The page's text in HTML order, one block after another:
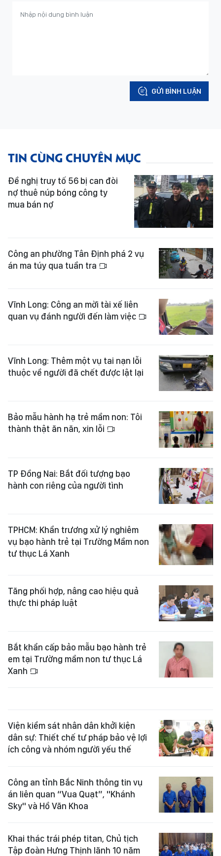
GỬI BÌNH LUẬN
TIN CÙNG CHUYÊN MỤC
Đề nghị truy tố 56 bị can đòi
nợ thuê núp bóng công ty
mua bán nợ
Công an phường Tân Định phá 2 vụ
án ma túy qua tuần tra
Vĩnh Long: Công an mời tài xế liên
quan vụ đánh người đến làm việc
Vĩnh Long: Thêm một vụ tai nạn lỗi
thuộc về người đã chết được lật lại
Bảo mẫu hành hạ trẻ mầm non: Tôi
thành thật ăn năn, xin lỗi
TP Đồng Nai: Bắt đối tượng bạo
hành con riêng của người tình
TPHCM: Khẩn trương xử lý nghiêm
vụ bạo hành trẻ tại Trường Mầm non
tư thục Lá Xanh
Tăng phối hợp, nâng cao hiệu quả
thực thi pháp luật
Bắt khẩn cấp bảo mẫu bạo hành trẻ
em tại Trường mầm non tư thục Lá
Xanh
Viện kiểm sát nhân dân khởi kiện
dân sự: Thiết chế tư pháp bảo vệ lợi
ích công và nhóm người yếu thế
Công an tỉnh Bắc Ninh thông tin vụ
án liên quan “Vua Quạt”, "Khánh
Sky" và Hồ Văn Khoa
Khai thác trái phép titan, Chủ tịch
Tập đoàn Hưng Thịnh lãnh 10 năm